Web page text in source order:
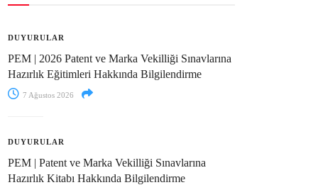
DUYURULAR
PEM | 2026 Patent ve Marka Vekilliği Sınavlarına
Hazırlık Eğitimleri Hakkında Bilgilendirme
7 Ağustos 2026
DUYURULAR
PEM | Patent ve Marka Vekilliği Sınavlarına
Hazırlık Kitabı Hakkında Bilgilendirme